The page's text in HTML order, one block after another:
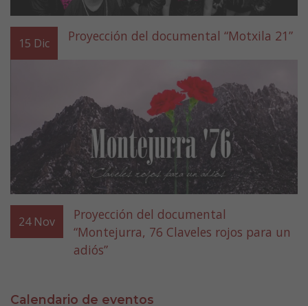
15 Dic Proyección del documental “Motxila 21”
24 Nov
Proyección del documental
“Montejurra, 76 Claveles rojos para un
adiós”
Calendario de eventos